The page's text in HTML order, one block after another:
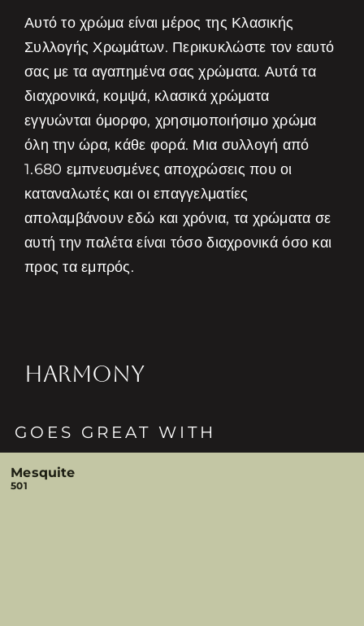
Αυτό το χρώμα είναι μέρος της Κλασικής
Συλλογής Χρωμάτων. Περικυκλώστε τον εαυτό
σας με τα αγαπημένα σας χρώματα. Αυτά τα
διαχρονικά, κομψά, κλασικά χρώματα
εγγυώνται όμορφο, χρησιμοποιήσιμο χρώμα
όλη την ώρα, κάθε φορά. Μια συλλογή από
1.680 εμπνευσμένες αποχρώσεις που οι
καταναλωτές και οι επαγγελματίες
απολαμβάνουν εδώ και χρόνια, τα χρώματα σε
αυτή την παλέτα είναι τόσο διαχρονικά όσο και
προς τα εμπρός.
HARMONY
GOES GREAT WITH
Mesquite
501